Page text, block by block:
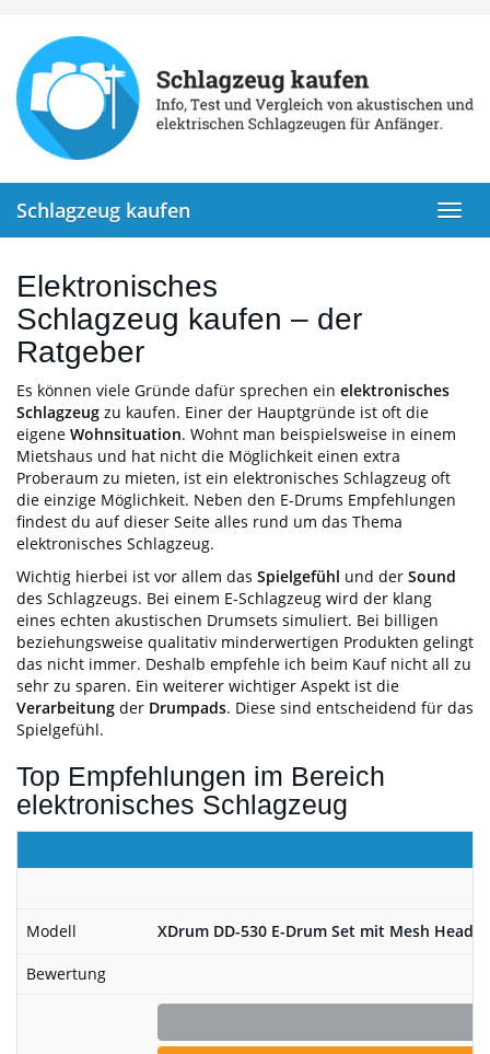
main
content
Schlagzeug kaufen
Elektronisches
Schlagzeug kaufen – der
Ratgeber
Es können viele Gründe dafür sprechen ein elektronisches
Schlagzeug zu kaufen. Einer der Hauptgründe ist oft die
eigene Wohnsituation. Wohnt man beispielsweise in einem
Mietshaus und hat nicht die Möglichkeit einen extra
Proberaum zu mieten, ist ein elektronisches Schlagzeug oft
die einzige Möglichkeit. Neben den E-Drums Empfehlungen
findest du auf dieser Seite alles rund um das Thema
elektronisches Schlagzeug.
Wichtig hierbei ist vor allem das Spielgefühl und der Sound
des Schlagzeugs. Bei einem E-Schlagzeug wird der klang
eines echten akustischen Drumsets simuliert. Bei billigen
beziehungsweise qualitativ minderwertigen Produkten gelingt
das nicht immer. Deshalb empfehle ich beim Kauf nicht all zu
sehr zu sparen. Ein weiterer wichtiger Aspekt ist die
Verarbeitung der Drumpads. Diese sind entscheidend für das
Spielgefühl.
Top Empfehlungen im Bereich
elektronisches Schlagzeug
Modell XDrum DD-530 E-Drum Set mit Mesh
Bewertung